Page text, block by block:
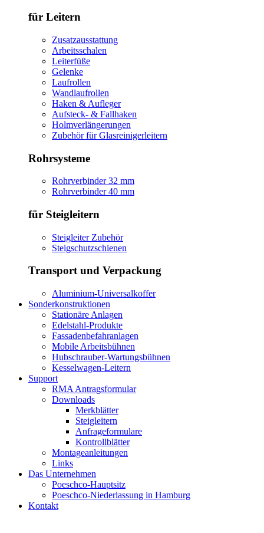
für Leitern
Zusatzausstattung
Arbeitsschalen
Leiterfüße
Gelenke
Laufrollen
Wandlaufrollen
Haken & Aufleger
Aufsteck- & Fallhaken
Holmverlängerungen
Zubehör für Glasreinigerleitern
Rohrsysteme
Rohrverbinder 32 mm
Rohrverbinder 40 mm
für Steigleitern
Steigleiter Zubehör
Steigschutzschienen
Transport und Verpackung
Aluminium-Universalkoffer
Sonderkonstruktionen
Stationäre Anlagen
Edelstahl-Produkte
Fassadenbefahranlagen
Mobile Arbeitsbühnen
Hubschrauber-Wartungsbühnen
Kesselwagen-Leitern
Support
RMA Antragsformular
Downloads
Merkblätter
Steigleitern
Anfrageformulare
Kontrollblätter
Montageanleitungen
Links
Das Unternehmen
Poeschco-Hauptsitz
Poeschco-Niederlassung in Hamburg
Kontakt